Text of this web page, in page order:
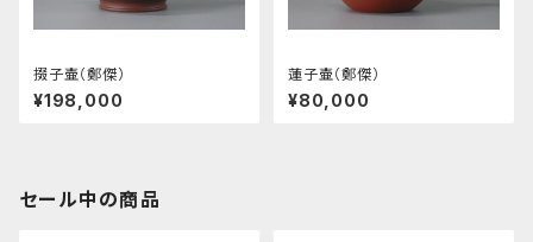
掇子壷（鄭傑）
¥198,000
蓮子壷（鄭傑）
¥80,000
セール中の商品